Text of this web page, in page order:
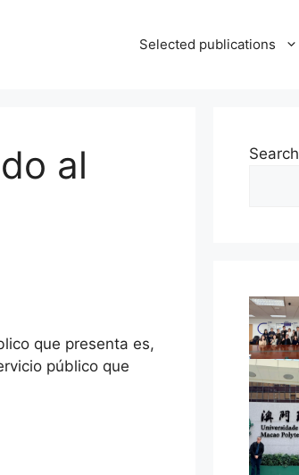
Selected publications
al
que presenta es,
público que
Search